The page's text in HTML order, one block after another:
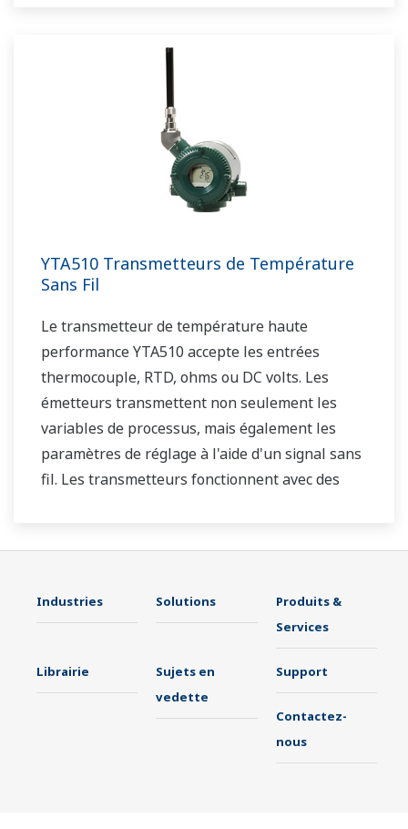
YTA510 Transmetteurs de Température
Sans Fil
Le transmetteur de température haute
performance YTA510 accepte les entrées
thermocouple, RTD, ohms ou DC volts. Les
émetteurs transmettent non seulement les
variables de processus, mais également les
paramètres de réglage à l'aide d'un signal sans
fil. Les transmetteurs fonctionnent avec des
basée sur les spécifications du protocole
Industries Solutions
Produits &
Services
Librairie
Sujets en
vedette
Support
Contactez-
nous